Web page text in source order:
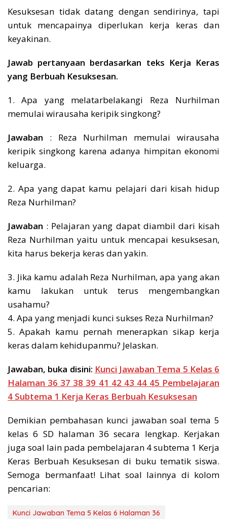
Kesuksesan tidak datang dengan sendirinya, tapi
untuk mencapainya diperlukan kerja keras dan
keyakinan.
Jawab pertanyaan berdasarkan teks Kerja Keras
yang Berbuah Kesuksesan.
1. Apa yang melatarbelakangi Reza Nurhilman
memulai wirausaha keripik singkong?
Jawaban : Reza Nurhilman memulai wirausaha
keripik singkong karena adanya himpitan ekonomi
keluarga.
2. Apa yang dapat kamu pelajari dari kisah hidup
Reza Nurhilman?
Jawaban : Pelajaran yang dapat diambil dari kisah
Reza Nurhilman yaitu untuk mencapai kesuksesan,
kita harus bekerja keras dan yakin.
3. Jika kamu adalah Reza Nurhilman, apa yang akan
kamu lakukan untuk terus mengembangkan
usahamu?
4. Apa yang menjadi kunci sukses Reza Nurhilman?
5. Apakah kamu pernah menerapkan sikap kerja
keras dalam kehidupanmu? Jelaskan.
Jawaban, buka disini: Kunci Jawaban Tema 5 Kelas 6
Halaman 36 37 38 39 41 42 43 44 45 Pembelajaran
4 Subtema 1 Kerja Keras Berbuah Kesuksesan
Demikian pembahasan kunci jawaban soal tema 5
kelas 6 SD halaman 36 secara lengkap. Kerjakan
juga soal lain pada pembelajaran 4 subtema 1 Kerja
Keras Berbuah Kesuksesan di buku tematik siswa.
Semoga bermanfaat! Lihat soal lainnya di kolom
pencarian:
Kunci Jawaban Tema 5 Kelas 6 Halaman 36